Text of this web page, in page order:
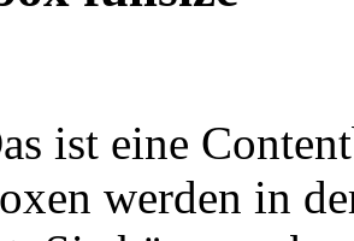
ist eine
werden in